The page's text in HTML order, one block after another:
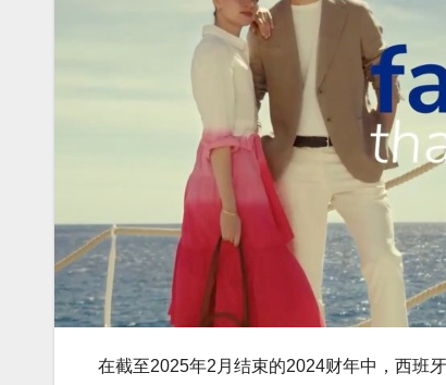
在截至2025年2月结束的2024财年中，西班